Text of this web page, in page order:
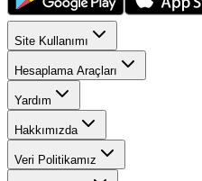
Site Kullanımı
Hesaplama Araçları
Yardım
Hakkımızda
Veri Politikamız